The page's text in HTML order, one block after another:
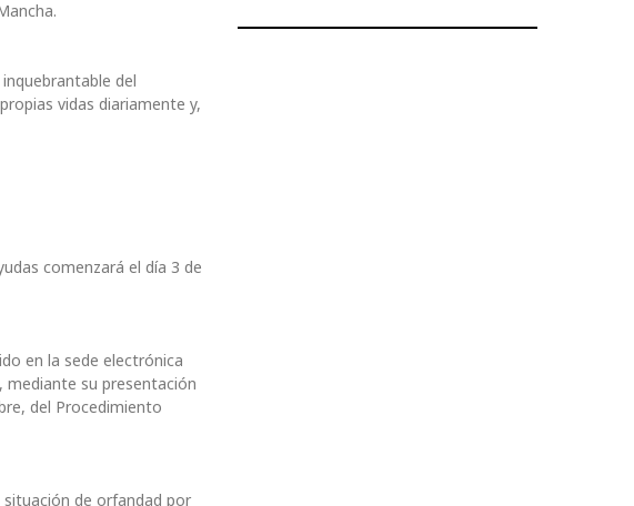
del
vidas diariamente y,
comenzará el día 3 de
en la sede electrónica
mediante su presentación
del Procedimiento
situación de orfandad por